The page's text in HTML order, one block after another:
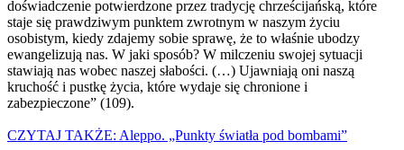
doświadczenie potwierdzone przez tradycję chrześcijańską, które
staje się prawdziwym punktem zwrotnym w naszym życiu
osobistym, kiedy zdajemy sobie sprawę, że to właśnie ubodzy
ewangelizują nas. W jaki sposób? W milczeniu swojej sytuacji
stawiają nas wobec naszej słabości. (…) Ujawniają oni naszą
kruchość i pustkę życia, które wydaje się chronione i
zabezpieczone” (109).
CZYTAJ TAKŻE: Aleppo. „Punkty światła pod bombami”